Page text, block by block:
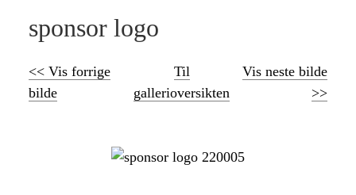
sponsor logo
<< Vis forrige
bilde
Til
gallerioversikten
Vis neste bilde
>>